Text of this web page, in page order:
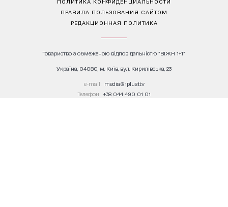
ПРАВИЛА ПОЛЬЗОВАНИЯ САЙТОМ
РЕДАКЦИОННАЯ ПОЛИТИКА
Товариство з обмеженою відповідальністю "ВІЖН 1+1"
Україна, 04080, м. Київ, вул. Кирилівська, 23
е-mail: media@1plus1.tv
Телефон: +38 044 490 01 01